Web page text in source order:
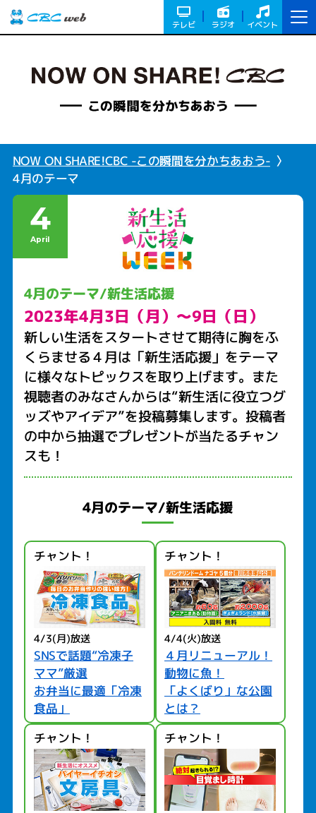
テレビ ラジオ イベント
NOW ON SHARE!CBC -この瞬間を分かちあおう-
4月のテーマ
4
April
4月のテーマ/新生活応援
2023年4月3日（月）～9日（日）
新しい生活をスタートさせて期待に胸をふ
くらませる４月は「新生活応援」をテーマ
に様々なトピックスを取り上げます。また
視聴者のみなさんからは“新生活に役立つグ
ッズやアイデア”を投稿募集します。投稿者
の中から抽選でプレゼントが当たるチャン
スも！
4月のテーマ/新生活応援
チャント！
4/3(月)放送
SNSで話題“冷凍子
ママ”厳選
お弁当に最適「冷凍
食品」
チャント！
4/4(火)放送
４月リニューアル！
動物に魚！
「よくばり」な公園
とは？
チャント！ チャント！